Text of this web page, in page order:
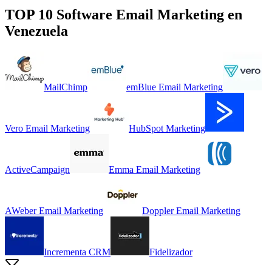
TOP 10 Software Email Marketing en
Venezuela
MailChimp emBlue Email Marketing
Vero Email Marketing HubSpot Marketing
ActiveCampaign Emma Email Marketing
AWeber Email Marketing Doppler Email Marketing
Incrementa CRM
Fidelizador